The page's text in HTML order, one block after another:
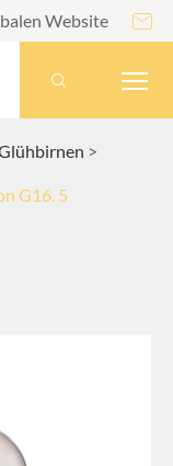
Website 

G16. 5